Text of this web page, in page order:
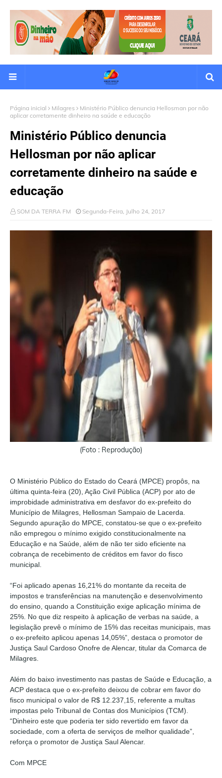
Página inicial Milagres
Ministério Público denuncia Hellosman por não
aplicar corretamente dinheiro na saúde e educação
Ministério Público denuncia
Hellosman por não aplicar
corretamente dinheiro na saúde e
educação
SOM DA TERRA FM Segunda-Feira, Julho 24, 2017
(Foto : Reprodução)
O Ministério Público do Estado do Ceará (MPCE) propôs, na
última quinta-feira (20), Ação Civil Pública (ACP) por ato de
improbidade administrativa em desfavor do ex-prefeito do
Município de Milagres, Hellosman Sampaio de Lacerda.
Segundo apuração do MPCE, constatou-se que o ex-prefeito
não empregou o mínimo exigido constitucionalmente na
Educação e na Saúde, além de não ter sido eficiente na
cobrança de recebimento de créditos em favor do fisco
municipal.
“Foi aplicado apenas 16,21% do montante da receita de
impostos e transferências na manutenção e desenvolvimento
do ensino, quando a Constituição exige aplicação mínima de
25%. No que diz respeito à aplicação de verbas na saúde, a
legislação prevê o mínimo de 15% das receitas municipais, mas
o ex-prefeito aplicou apenas 14,05%”, destaca o promotor de
Justiça Saul Cardoso Onofre de Alencar, titular da Comarca de
Milagres.
Além do baixo investimento nas pastas de Saúde e Educação, a
ACP destaca que o ex-prefeito deixou de cobrar em favor do
fisco municipal o valor de R$ 12.237,15, referente a multas
impostas pelo Tribunal de Contas dos Municípios (TCM).
“Dinheiro este que poderia ter sido revertido em favor da
sociedade, com a oferta de serviços de melhor qualidade”,
reforça o promotor de Justiça Saul Alencar.
Com MPCE